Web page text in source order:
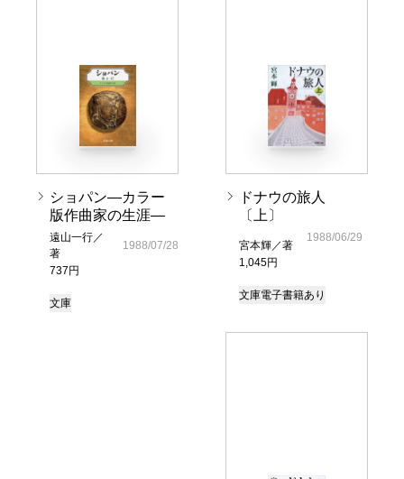
ショパン―カラー
版作曲家の生涯―
遠山一行／
著
737円
1988/07/28
文庫
ドナウの旅人
〔上〕
宮本輝／著
1,045円
1988/06/29
文庫電子書籍あり